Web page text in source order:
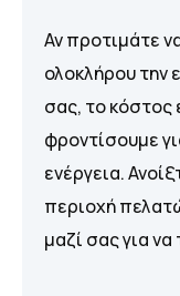
Αν προτιμάτε
ολοκλήρου την
σας, το κόστος
φροντίσουμε
ενέργεια.
περιοχή
μαζί σας για